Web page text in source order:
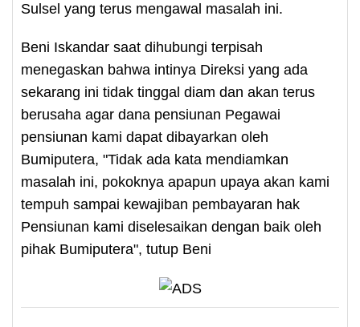
Sulsel yang terus mengawal masalah ini.
Beni Iskandar saat dihubungi terpisah
menegaskan bahwa intinya Direksi yang ada
sekarang ini tidak tinggal diam dan akan terus
berusaha agar dana pensiunan Pegawai
pensiunan kami dapat dibayarkan oleh
Bumiputera, "Tidak ada kata mendiamkan
masalah ini, pokoknya apapun upaya akan kami
tempuh sampai kewajiban pembayaran hak
Pensiunan kami diselesaikan dengan baik oleh
pihak Bumiputera", tutup Beni